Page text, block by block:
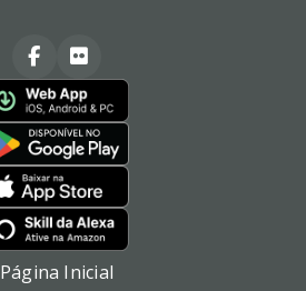
Página Inicial